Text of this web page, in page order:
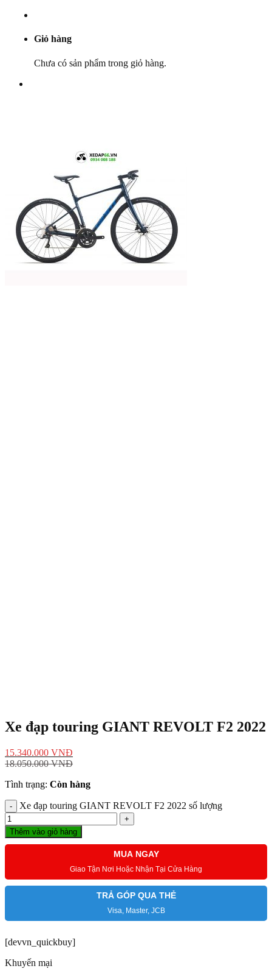
Giỏ hàng
Chưa có sản phẩm trong giỏ hàng.
Xe đạp touring GIANT REVOLT F2 2022
15.340.000 VNĐ
18.050.000VNĐ
Tình trạng: Còn hàng
Xe đạp touring GIANT REVOLT F2 2022 số lượng
Thêm vào giỏ hàng
MUA NGAY
Giao Tận Nơi Hoặc Nhận Tại Cửa Hàng
TRẢ GÓP QUA THẺ
Visa, Master, JCB
[devvn_quickbuy]
Khuyến mại